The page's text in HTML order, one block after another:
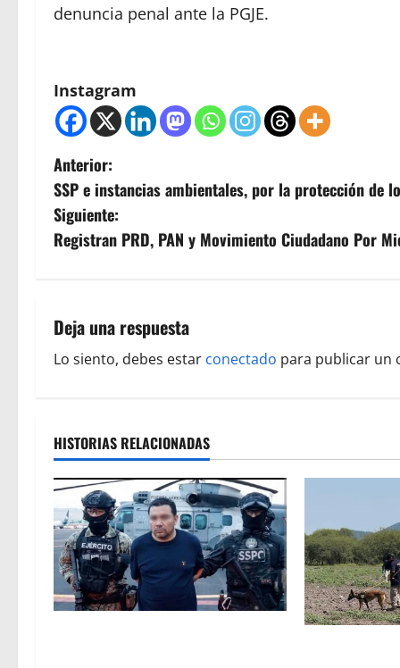
denuncia penal ante la PGJE.
Instagram
N
a
v
g
a
i
ó
n
d
e
e
Anterior:
SSP e instancias ambientales, por la protección de
Siguiente:
Registran PRD, PAN y Movimiento Ciudadano Por
Deja una respuesta
Lo siento, debes estar conectado para publicar un
HISTORIAS RELACIONADAS